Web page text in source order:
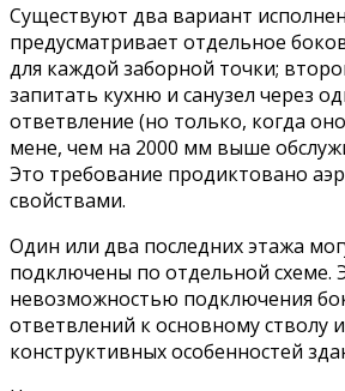
Существуют два вариант
предусматривает отдельное
для каждой заборной точки;
запитать кухню и санузел через
ответвление (но только, когда
мене, чем на 2000 мм выше
Это требование продиктовано
свойствами.
Один или два последних этажа
подключены по отдельной схеме.
невозможностью подключения
ответвлений к основному стволу
конструктивных особенностей